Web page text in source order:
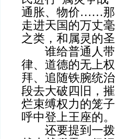
通胀、物价……那
走进天国的万丈
之类，和属灵的
谁给普通人带
律、道德的无上
拜、追随铁腕统
段去大破四旧，
烂束缚权力的笼
呼中登上王座的。
还要提到一拨